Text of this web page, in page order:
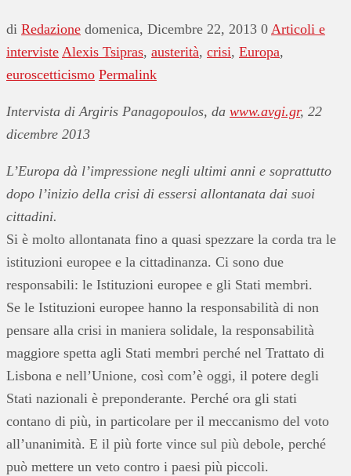
di Redazione domenica, Dicembre 22, 2013 0 Articoli e
interviste Alexis Tsipras, austerità, crisi, Europa,
euroscetticismo Permalink
Intervista di Argiris Panagopoulos, da www.avgi.gr, 22
dicembre 2013
L’Europa dà l’impressione negli ultimi anni e soprattutto
dopo l’inizio della crisi di essersi allontanata dai suoi
cittadini.
Si è molto allontanata fino a quasi spezzare la corda tra le
istituzioni europee e la cittadinanza. Ci sono due
responsabili: le Istituzioni europee e gli Stati membri.
Se le Istituzioni europee hanno la responsabilità di non
pensare alla crisi in maniera solidale, la responsabilità
maggiore spetta agli Stati membri perché nel Trattato di
Lisbona e nell’Unione, così com’è oggi, il potere degli
Stati nazionali è preponderante. Perché ora gli stati
contano di più, in particolare per il meccanismo del voto
all’unanimità. E il più forte vince sul più debole, perché
può mettere un veto contro i paesi più piccoli.